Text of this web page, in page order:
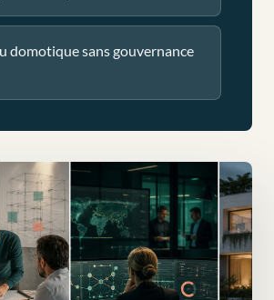
domotique sans gouvernance